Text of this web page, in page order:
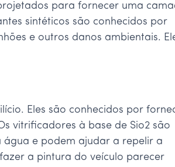
para fornecer uma
sintéticos são conhecidos por
e outros danos ambientais.
Eles são conhecidos por
vitrificadores à base de Sio2 são
água e podem ajudar a repelir a
a pintura do veículo parecer